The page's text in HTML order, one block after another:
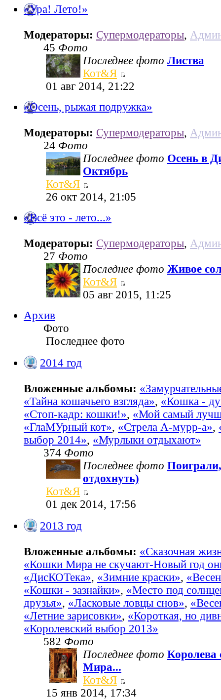
«Ура! Лето!»
Модераторы: Супермодераторы,
45 Фото
Последнее фото Листва
Кот&Я
01 авг 2014, 21:22
«Осень, рыжая подружка»
Модераторы: Супермодераторы,
24 Фото
Последнее фото Осень в
Октябрь
Кот&Я
26 окт 2014, 21:05
«Всё это - лето...»
Модераторы: Супермодераторы,
27 Фото
Последнее фото Живое
Кот&Я
05 авг 2015, 11:25
Архив
Фото
Последнее фото
2014 год
Вложенные альбомы:
«Тайна кошачьего взгляда», «Кошка -
«Стоп-кадр: кошки!», «Мой самый
«ГлаМУрный кот», «Стрела А-мурр-а»,
выбор 2014», «Мурлыки отдыхают»
374 Фото
Последнее фото
отдохнуть)
Кот&Я
01 дек 2014, 17:56
2013 год
Вложенные альбомы: «Сказочная
«Кошки Мира не скучают-Новый год
«ДисКОТека», «Зимние краски»,
«Кошки - зазнайки», «Место под
друзья», «Ласковые ловцы снов»,
«Летние зарисовки», «Короткая, но
«Королевский выбор 2013»
582 Фото
Последнее фото Королева
Мира...
Кот&Я
15 янв 2014, 17:34